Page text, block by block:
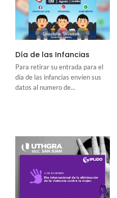
Día de las Infancias
Para retirar su entrada para el
día de las infancias envíen sus
datos al numero de...